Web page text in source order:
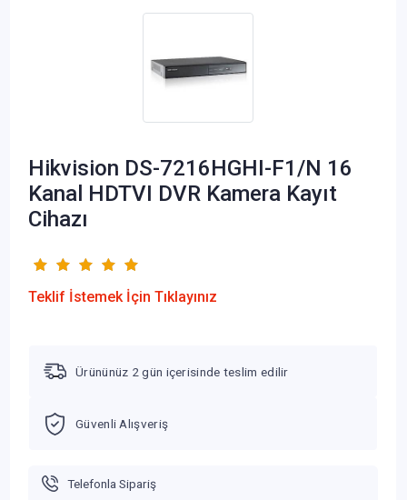
Hikvision DS-7216HGHI-F1/N 16
Kanal HDTVI DVR Kamera Kayıt
Cihazı
Teklif İstemek İçin Tıklayınız
Ürününüz 2 gün içerisinde teslim edilir
Güvenli Alışveriş
Telefonla Sipariş